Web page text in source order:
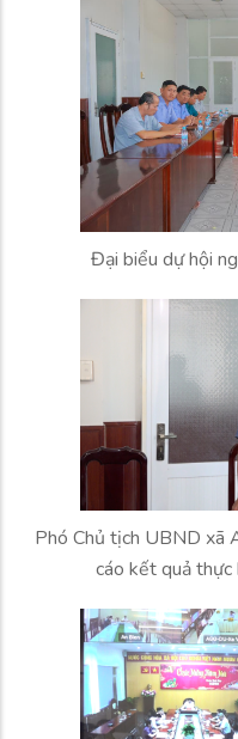
Đại biểu dự hội
Phó Chủ tịch UBND xã
cáo kết quả